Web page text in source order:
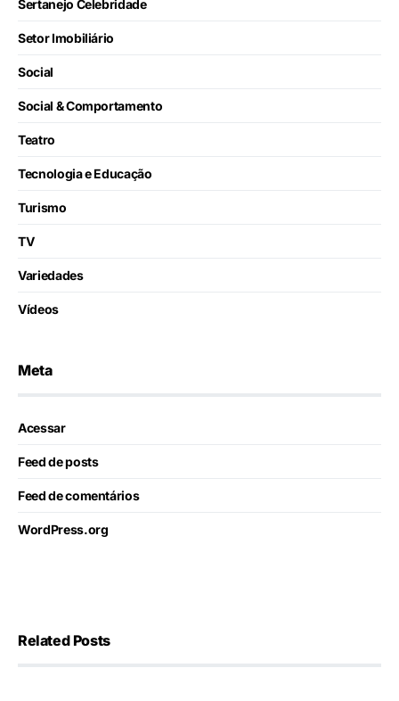
Sertanejo Celebridade
Setor Imobiliário
Social
Social & Comportamento
Teatro
Tecnologia e Educação
Turismo
TV
Variedades
Vídeos
Meta
Acessar
Feed de posts
Feed de comentários
WordPress.org
Related Posts